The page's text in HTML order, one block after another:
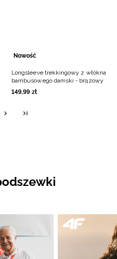
Nowość
Longsleeve trekkingowy z włókna
bambusowego damski - brązowy
149,99 zł